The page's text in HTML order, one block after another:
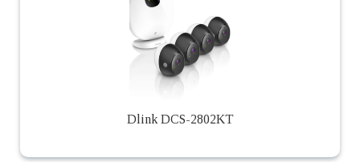
Dlink DCS-2802KT